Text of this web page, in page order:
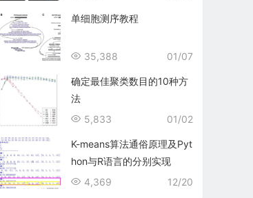
单细胞测序教程
01/07
35,388
确定最佳聚类数目的10种方
法
01/02
5,833
K-means算法通俗原理及Pyt
hon与R语言的分别实现
12/20
4,369